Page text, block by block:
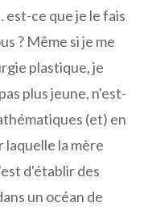
ce que je le fais
? Même si je me
plastique, je
plus jeune, n'est-
(et) en
laquelle la mère
d'établir des
un océan de